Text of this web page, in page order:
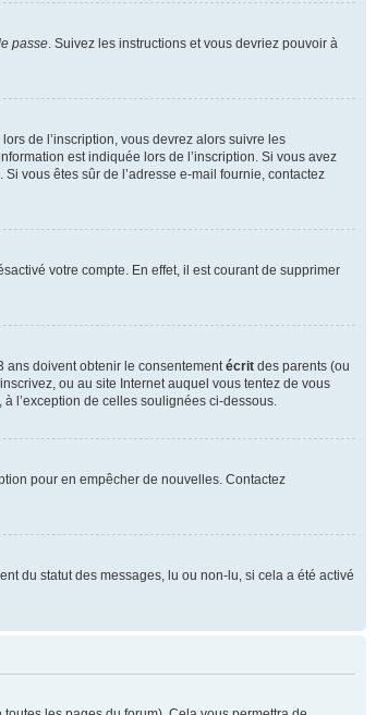
passe. Suivez les instructions et vous devriez pouvoir à
de l’inscription, vous devrez alors suivre les
est indiquée lors de l’inscription. Si vous avez
vous êtes sûr de l’adresse e-mail fournie, contactez
votre compte. En effet, il est courant de supprimer
ans doivent obtenir le consentementécrit des parents (ou
ou au site Internet auquel vous tentez de vous
l’exception de celles soulignées ci-dessous.
pour en empêcher de nouvelles. Contactez
du statut des messages, lu ou non-lu, si cela a été activé